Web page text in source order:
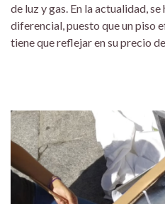
de luz y gas. En la actualidad,
diferencial, puesto que un piso
tiene que reflejar en su precio